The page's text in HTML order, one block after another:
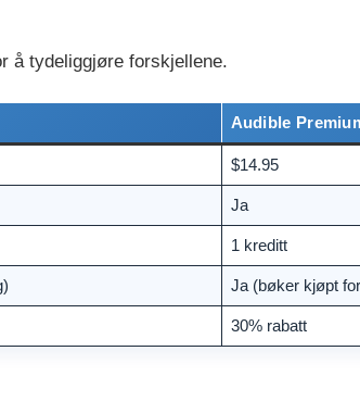
å tydeliggjøre forskjellene.
Audible
$14.95
Ja
1 kreditt
Ja (bøker kjøpt
30% rabatt